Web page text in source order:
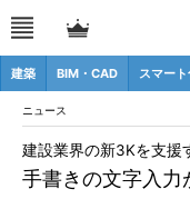
建築 BIM・CAD スマー
ニュース
手書きの文字入
建設業界の新3Kを支援